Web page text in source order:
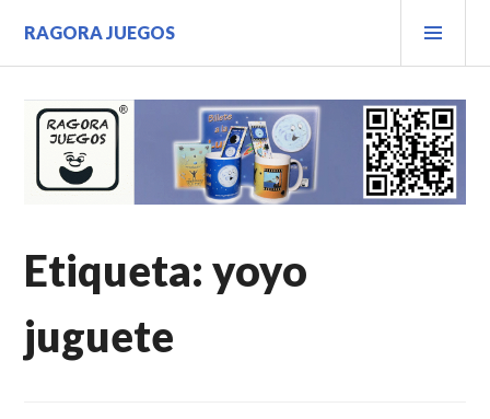
contenido.
RAGORA JUEGOS
Etiqueta:yoyo
juguete